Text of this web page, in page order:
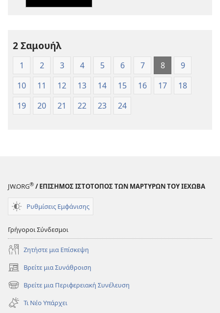
(Έκδοση 1997)
(Έκδοση
2 Σαμουήλ
1 2 3 4 5 6 7 8
9
10
11 12 13 14 15 16 17
18
19
20 21 22 23 24
JW.ORG® / ΕΠΙΣΗΜΟΣ ΙΣΤΟΤΟΠΟΣ ΤΩΝ ΜΑΡΤΥΡΩΝ ΤΟΥ ΙΕΧΩΒΑ
Ρυθμίσεις Εμφάνισης
Γρήγοροι Σύνδεσμοι
Ζητήστε μια Επίσκεψη
Βρείτε μια Συνάθροιση
(ανοίγει
νέο
παράθυρο)
Βρείτε μια Περιφερειακή Συνέλευση
(ανοίγει
νέο
παράθυρο)
Τι Νέο Υπάρχει